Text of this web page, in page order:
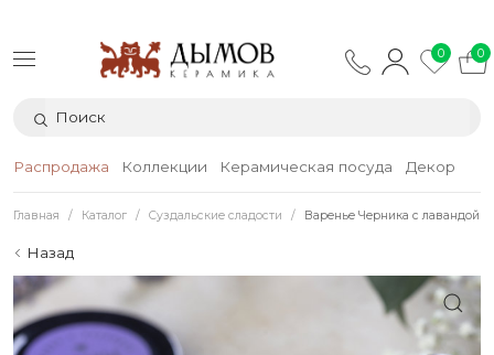
0 0
Распродажа Коллекции Керамическая посуда Декор
Главная Каталог Суздальские сладости Варенье Черника с лавандой
Назад